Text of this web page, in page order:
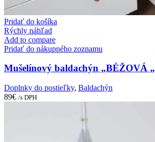
Pridať do košíka
Rýchly náhľad
Add to compare
Pridať do nákupného zoznamu
Mušelínový baldachýn „BÉŽOVÁ „
Doplnky do postieľky, Baldachýn
89€ /s DPH